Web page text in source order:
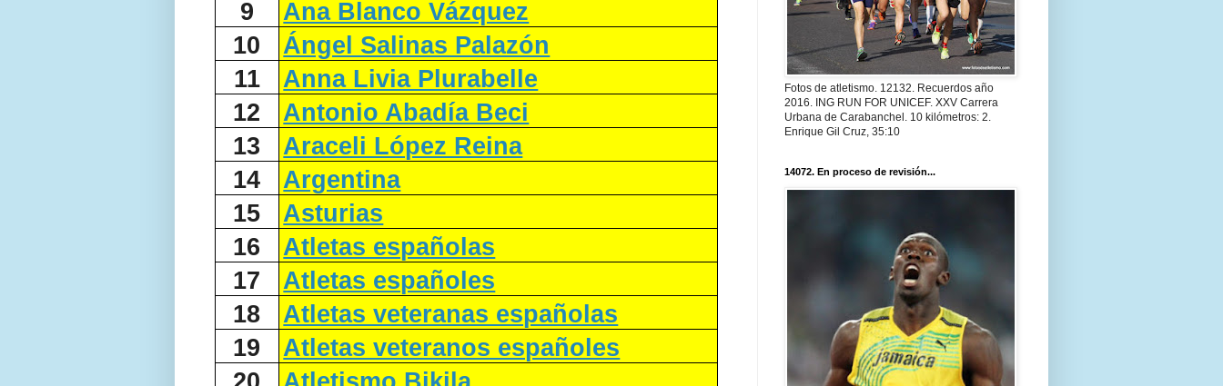
9
Ana Blanco Vázquez
10
Ángel Salinas Palazón
11
Anna Livia Plurabelle
12
Antonio Abadía Beci
13
Araceli López Reina
14
Argentina
15
Asturias
16
Atletas españolas
17
Atletas españoles
18
Atletas veteranas españolas
19
Atletas veteranos españoles
Fotos de atletismo. 12132. Recuerdos año
2016. ING RUN FOR UNICEF. XXV Carrera
Urbana de Carabanchel. 10 kilómetros: 2.
Enrique Gil Cruz, 35:10
14072. En proceso de revisión...